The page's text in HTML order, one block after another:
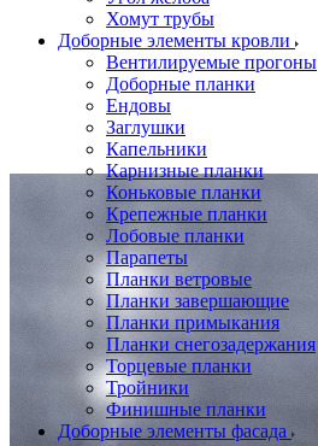
Хомут трубы
Доборные элементы кровли
Вентилируемые прогоны
Доборные планки
Ендовы
Заглушки
Капельники
Карнизные планки
Коньковые планки
Крепежные планки
Лобовые планки
Парапеты
Планки ветровые
Планки завершающие
Планки примыкания
Планки снегозадержания
Торцевые планки
Тройники
Финишные планки
Доборные элементы фасада